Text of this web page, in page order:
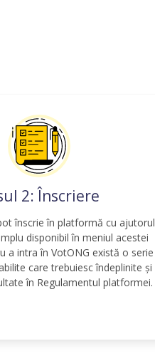
2: Înscriere
înscrie în platformă cu ajutorul
disponibil în meniul acestei
a intra în VotONG există o serie
care trebuiesc îndeplinite și
în Regulamentul platformei.